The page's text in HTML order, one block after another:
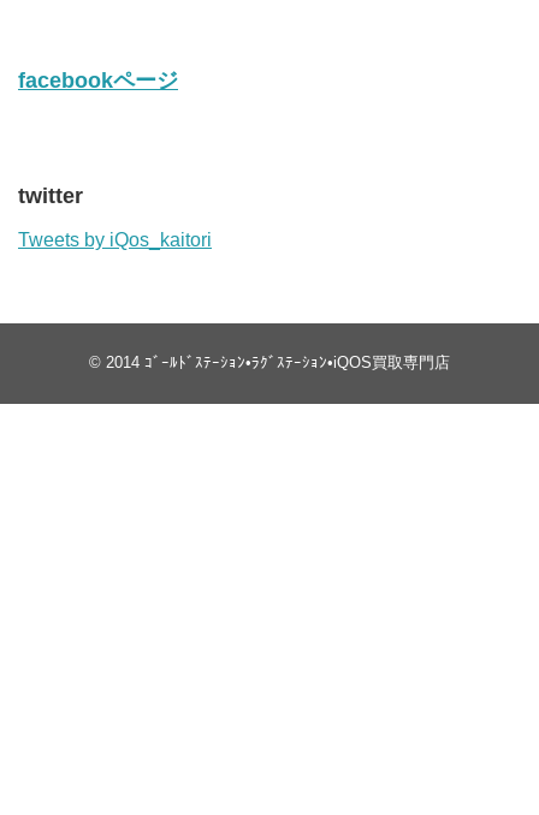
facebookページ
twitter
Tweets by iQos_kaitori
© 2014 ｺﾞｰﾙﾄﾞｽﾃｰｼｮﾝ•ﾗｸﾞｽﾃｰｼｮﾝ•iQOS買取専門店